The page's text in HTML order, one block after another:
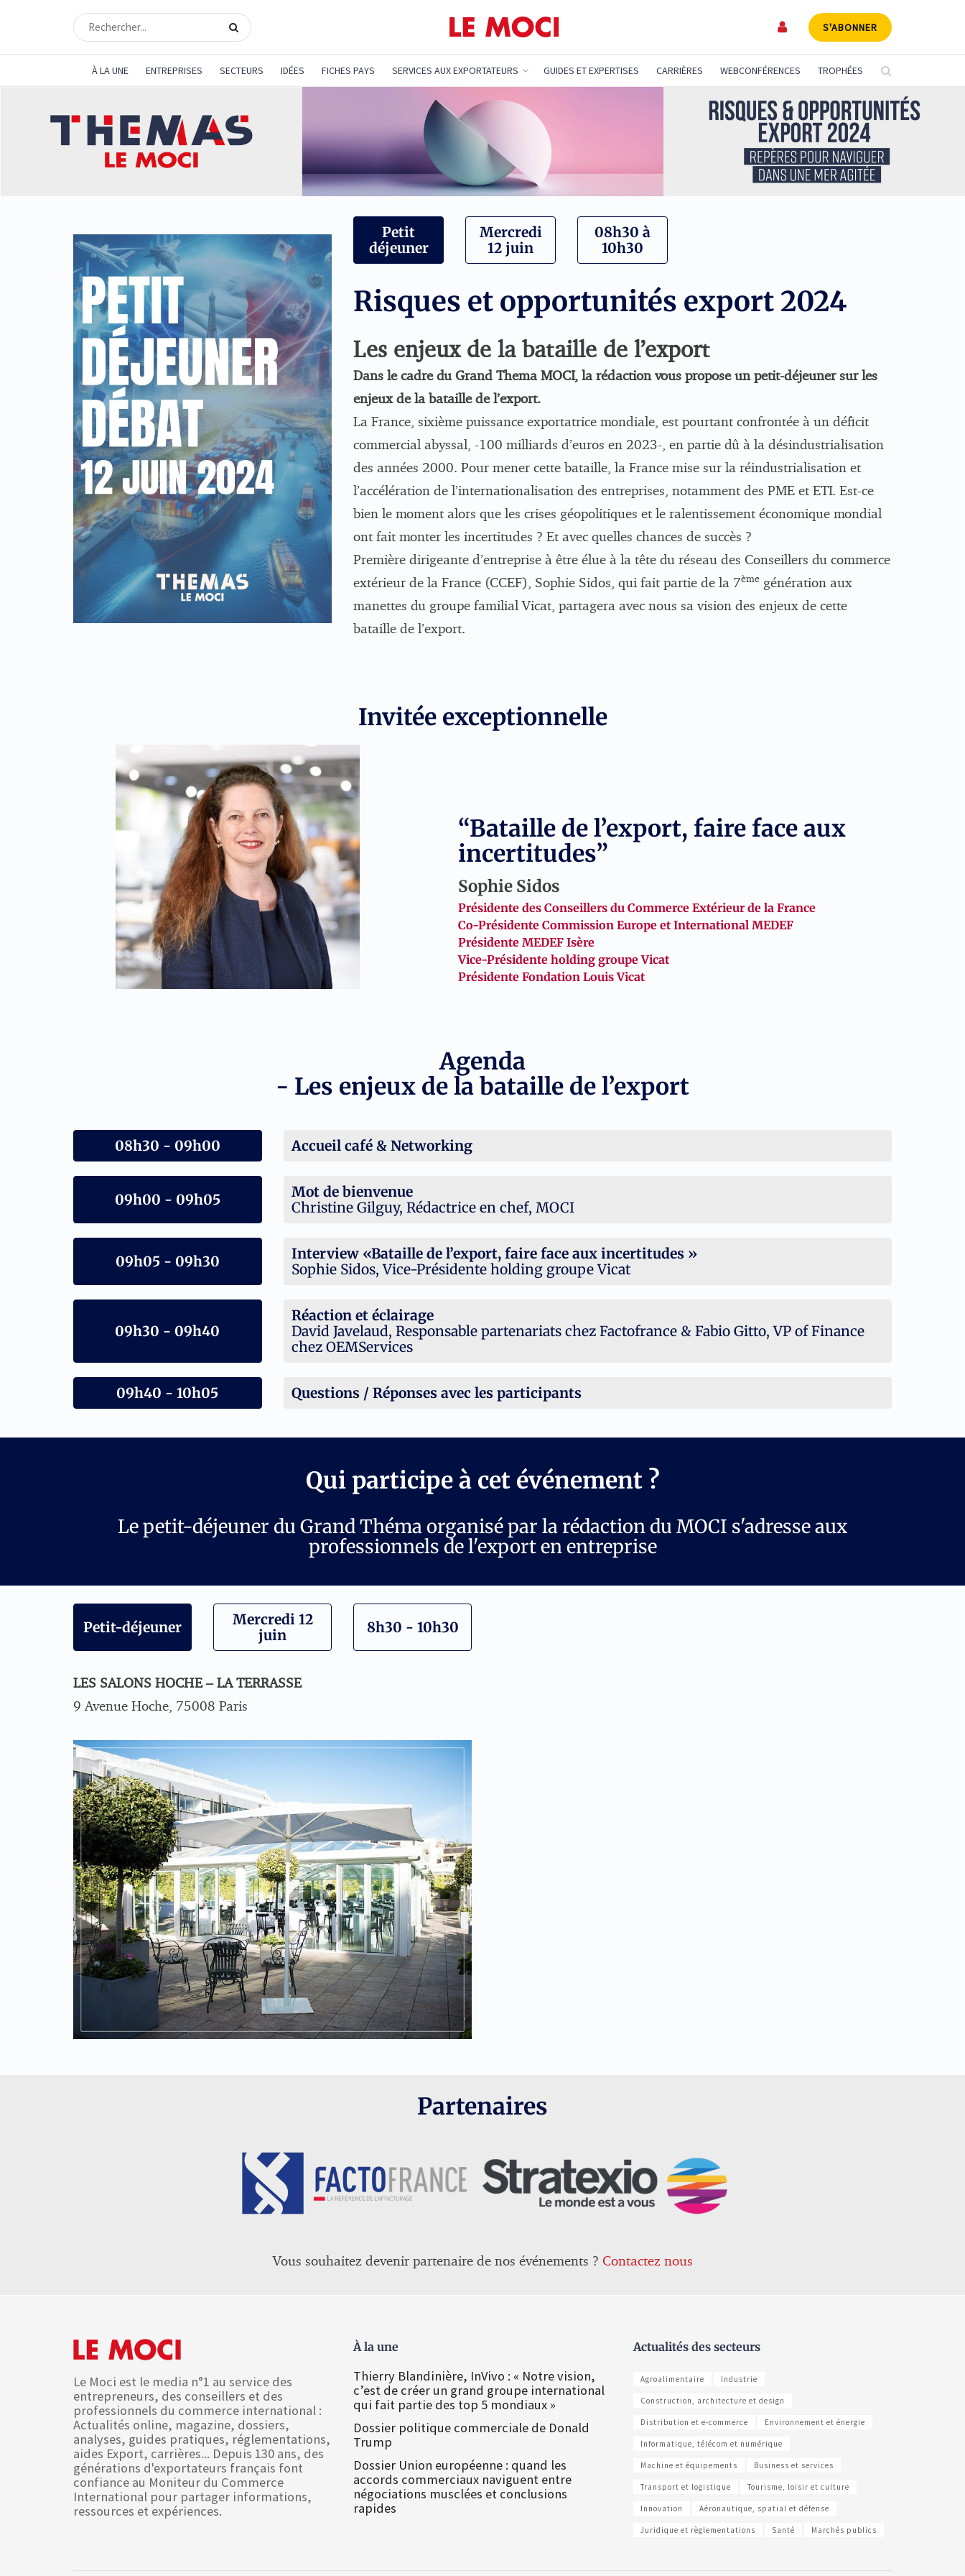
S'ABONNER
À LA UNE ENTREPRISES SECTEURS IDÉES FICHES PAYS SERVICES AUX EXPORTATEURS GUIDES ET EXPERTISES CARRIÈRES WEBCONFÉRENCES TROPHÉES
Petit
déjeuner
Mercredi
12 juin
08h30 à
10h30
Risques et opportunités export 2024
Les enjeux de la bataille de l’export
Dans le cadre du Grand Thema MOCI, la rédaction vous propose un petit-déjeuner sur les
enjeux de la bataille de l’export.
La France, sixième puissance exportatrice mondiale, est pourtant confrontée à un déficit
commercial abyssal, -100 milliards d’euros en 2023-, en partie dû à la désindustrialisation
des années 2000. Pour mener cette bataille, la France mise sur la réindustrialisation et
l’accélération de l’internationalisation des entreprises, notamment des PME et ETI. Est-ce
bien le moment alors que les crises géopolitiques et le ralentissement économique mondial
ont fait monter les incertitudes ? Et avec quelles chances de succès ?
Première dirigeante d’entreprise à être élue à la tête du réseau des Conseillers du commerce
extérieur de la France (CCEF), Sophie Sidos, qui fait partie de la 7ème génération aux
manettes du groupe familial Vicat, partagera avec nous sa vision des enjeux de cette
bataille de l’export.
Invitée exceptionnelle
“Bataille de l’export, faire face aux
incertitudes”
Sophie Sidos
Présidente des Conseillers du Commerce Extérieur de la France
Co-Présidente Commission Europe et International MEDEF
Présidente MEDEF Isère
Vice-Présidente holding groupe Vicat
Présidente Fondation Louis Vicat
Agenda
- Les enjeux de la bataille de l’export
08h30 - 09h00 Accueil café & Networking
09h00 - 09h05
Mot de bienvenue
Christine Gilguy, Rédactrice en chef, MOCI
09h05 - 09h30
Interview «Bataille de l’export, faire face aux incertitudes »
Sophie Sidos, Vice-Présidente holding groupe Vicat
09h30 - 09h40
Réaction et éclairage
David Javelaud, Responsable partenariats chez Factofrance & Fabio Gitto, VP of Finance
chez OEMServices
09h40 - 10h05 Questions / Réponses avec les participants
Qui participe à cet événement ?
Le petit-déjeuner du Grand Théma organisé par la rédaction du MOCI s'adresse aux
professionnels de l'export en entreprise
Petit-déjeuner
Mercredi 12
juin
8h30 - 10h30
LES SALONS HOCHE – LA TERRASSE
9 Avenue Hoche, 75008 Paris
Partenaires
Vous souhaitez devenir partenaire de nos événements ? Contactez nous
Le Moci est le media n°1 au service des
entrepreneurs, des conseillers et des
professionnels du commerce international :
Actualités online, magazine, dossiers,
analyses, guides pratiques, réglementations,
aides Export, carrières... Depuis 130 ans, des
générations d'exportateurs français font
confiance au Moniteur du Commerce
International pour partager informations,
ressources et expériences.
À la une
Thierry Blandinière, InVivo : « Notre vision,
c’est de créer un grand groupe international
qui fait partie des top 5 mondiaux »
Dossier politique commerciale de Donald
Trump
Dossier Union européenne : quand les
accords commerciaux naviguent entre
négociations musclées et conclusions
rapides
Actualités des secteurs
Agroalimentaire Industrie
Construction, architecture et design
Distribution et e-commerce Environnement et énergie
Informatique, télécom et numérique
Machine et équipements Business et services
Transport et logistique Tourisme, loisir et culture
Innovation Aéronautique, spatial et défense
Juridique et règlementations Santé Marchés publics